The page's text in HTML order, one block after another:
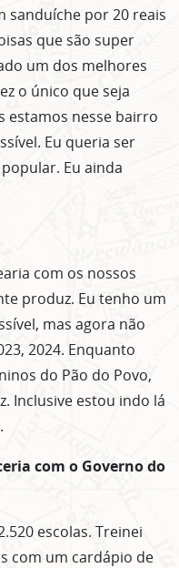
sanduíche por 20 reais
que são super
um dos melhores
o único que seja
estamos nesse bairro
Eu queria ser
Eu ainda
com os nossos
produz. Eu tenho um
mas agora não
2024. Enquanto
do Pão do Povo,
Inclusive estou indo lá
com o Governo do
escolas. Treinei
com um cardápio de